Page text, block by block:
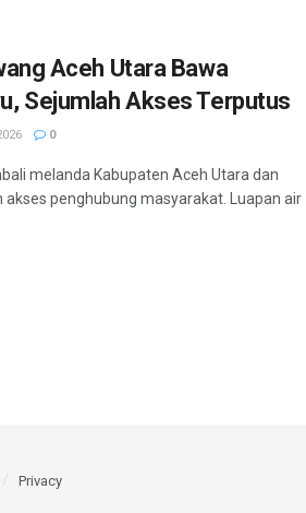
Aceh Utara Bawa
Sejumlah Akses Terputus
0
melanda Kabupaten Aceh Utara dan
penghubung masyarakat. Luapan air
Privacy